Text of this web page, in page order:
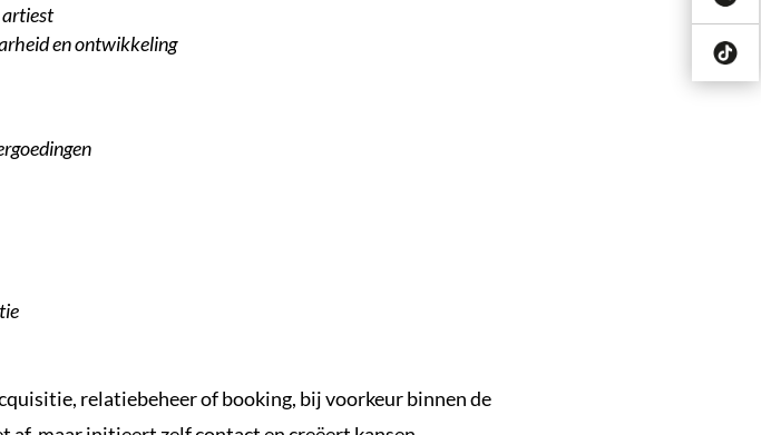
artiest
en ontwikkeling
relatiebeheer of booking, bij voorkeur binnen de